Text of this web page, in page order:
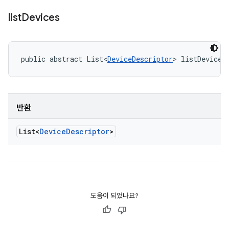
listDevices
public abstract List<DeviceDescriptor>
반환
List<DeviceDescriptor>
도움이 되었나요?